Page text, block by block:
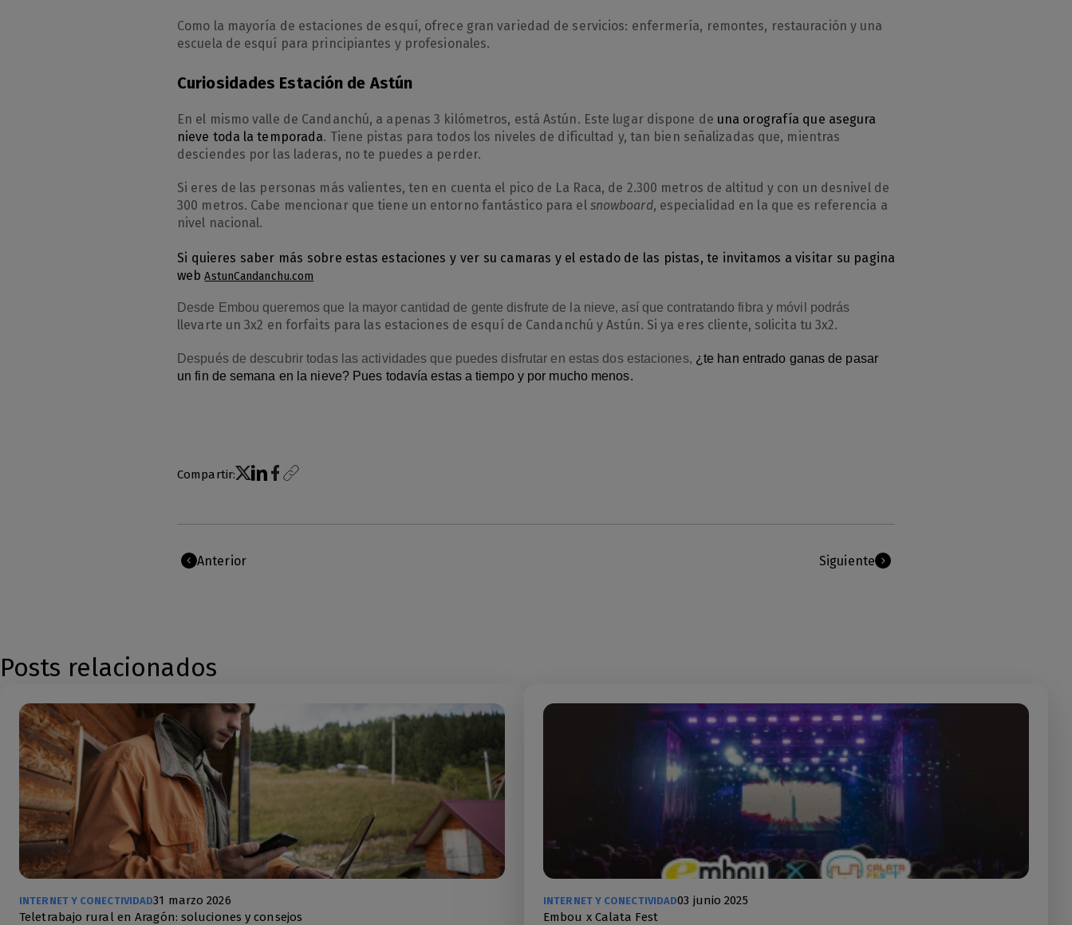
Como la mayoría de estaciones de esquí, ofrece gran variedad de servicios: enfermería, remontes, restauración y una
escuela de esquí para principiantes y profesionales.
Curiosidades Estación de Astún
En el mismo valle de Candanchú, a apenas 3 kilómetros, está Astún. Este lugar dispone de una orografía que asegura
nieve toda la temporada. Tiene pistas para todos los niveles de dificultad y, tan bien señalizadas que, mientras
desciendes por las laderas, no te puedes a perder.
Si eres de las personas más valientes, ten en cuenta el pico de La Raca, de 2.300 metros de altitud y con un desnivel de
300 metros. Cabe mencionar que tiene un entorno fantástico para el snowboard, especialidad en la que es referencia a
nivel nacional.
Si quieres saber más sobre estas estaciones y ver su camaras y el estado de las pistas, te invitamos a visitar su pagina
webAstunCandanchu.com
Desde Embou queremos que la mayor cantidad de gente disfrute de la nieve, así que contratando fibra y móvil podrás
llevarte un 3x2 en forfaits para las estaciones de esquí de Candanchú y Astún. Si ya eres cliente, solicita tu 3x2.
Después de descubrir todas las actividades que puedes disfrutar en estas dos estaciones, ¿te han entrado ganas de pasar
un fin de semana en la nieve? Pues todavía estas a tiempo y por mucho menos.
Compartir:
Anterior Siguiente
Posts relacionados
INTERNET Y CONECTIVIDAD31 marzo 2026
Teletrabajo rural en Aragón: soluciones y consejos
INTERNET Y CONECTIVIDAD03 junio 2025
Embou x Calata Fest